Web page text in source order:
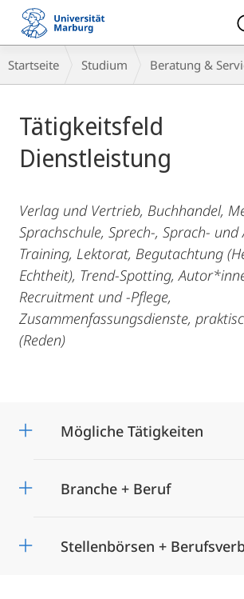
Mobile-
Navigation
Breadcrumb-
Navigation
Startseite Studium Beratung &
Tätigkeitsfeld
Dienstleistung
Verlag und Vertrieb, Buchhandel,
Sprachschule, Sprech-, Sprach- und
Training, Lektorat, Begutachtung
Echtheit), Trend-Spotting,
Recruitment und -Pflege,
Zusammenfassungsdienste,
(Reden)
Mögliche Tätigkeiten
Branche + Beruf
Stellenbörsen +